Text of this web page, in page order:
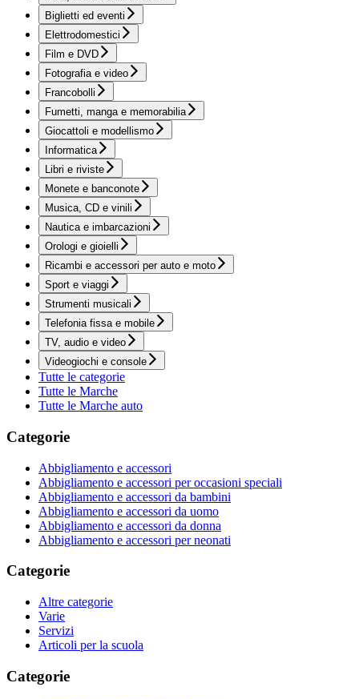
Biglietti ed eventi
Elettrodomestici
Film e DVD
Fotografia e video
Francobolli
Fumetti, manga e memorabilia
Giocattoli e modellismo
Informatica
Libri e riviste
Monete e banconote
Musica, CD e vinili
Nautica e imbarcazioni
Orologi e gioielli
Ricambi e accessori per auto e moto
Sport e viaggi
Strumenti musicali
Telefonia fissa e mobile
TV, audio e video
Videogiochi e console
Tutte le categorie
Tutte le Marche
Tutte le Marche auto
Categorie
Abbigliamento e accessori
Abbigliamento e accessori per occasioni speciali
Abbigliamento e accessori da bambini
Abbigliamento e accessori da uomo
Abbigliamento e accessori da donna
Abbigliamento e accessori per neonati
Categorie
Altre categorie
Varie
Servizi
Articoli per la scuola
Categorie